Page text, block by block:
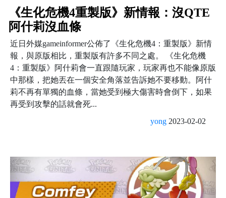
《生化危機4重製版》新情報：沒QTE
阿什莉沒血條
近日外媒gameinformer公佈了《生化危機4：重製版》新情
報，與原版相比，重製版有許多不同之處。 《生化危機
4：重製版》阿什莉會一直跟隨玩家，玩家再也不能像原版
中那樣，把她丟在一個安全角落並告訴她不要移動。阿什
莉不再有單獨的血條，當她受到極大傷害時會倒下，如果
再受到攻擊的話就會死...
yong 2023-02-02